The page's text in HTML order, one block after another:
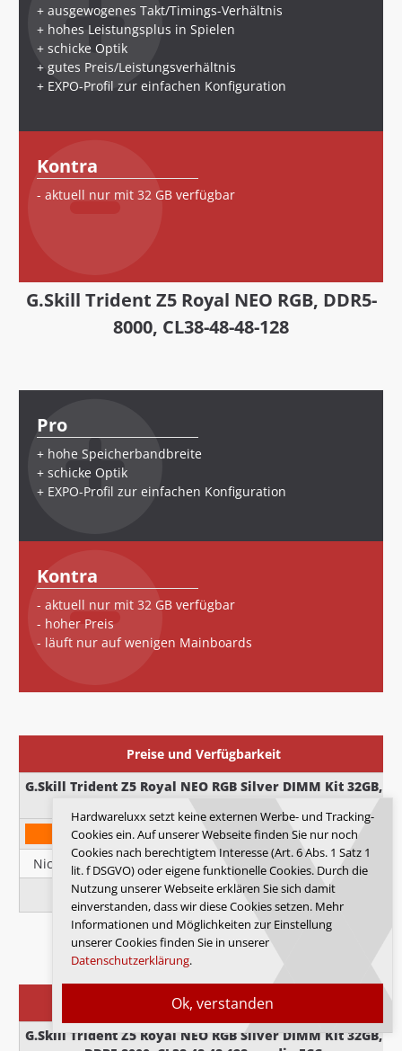
ausgewogenes Takt/Timings-Verhältnis
hohes Leistungsplus in Spielen
schicke Optik
gutes Preis/Leistungsverhältnis
EXPO-Profil zur einfachen Konfiguration
Kontra
aktuell nur mit 32 GB verfügbar
G.Skill Trident Z5 Royal NEO RGB, DDR5-
8000, CL38-48-48-128
Pro
hohe Speicherbandbreite
schicke Optik
EXPO-Profil zur einfachen Konfiguration
Kontra
aktuell nur mit 32 GB verfügbar
hoher Preis
läuft nur auf wenigen Mainboards
Preise und Verfügbarkeit
G.Skill Trident Z5 Royal NEO RGB Silver DIMM Kit 32GB,
Nicht verfügbar Nicht verfügbar
Ab 616,84 EUR
Zeigen >>
Preise und Verfügbarkeit
G.Skill Trident Z5 Royal NEO RGB Silver DIMM Kit 32GB,
Ok, verstanden
Hardwareluxx setzt keine externen Werbe- und Tracking-
Cookies ein. Auf unserer Webseite finden Sie nur noch
Cookies nach berechtigtem Interesse (Art. 6 Abs. 1 Satz 1
lit. f DSGVO) oder eigene funktionelle Cookies. Durch die
Nutzung unserer Webseite erklären Sie sich damit
einverstanden, dass wir diese Cookies setzen. Mehr
Informationen und Möglichkeiten zur Einstellung
unserer Cookies finden Sie in unserer
Datenschutzerklärung.